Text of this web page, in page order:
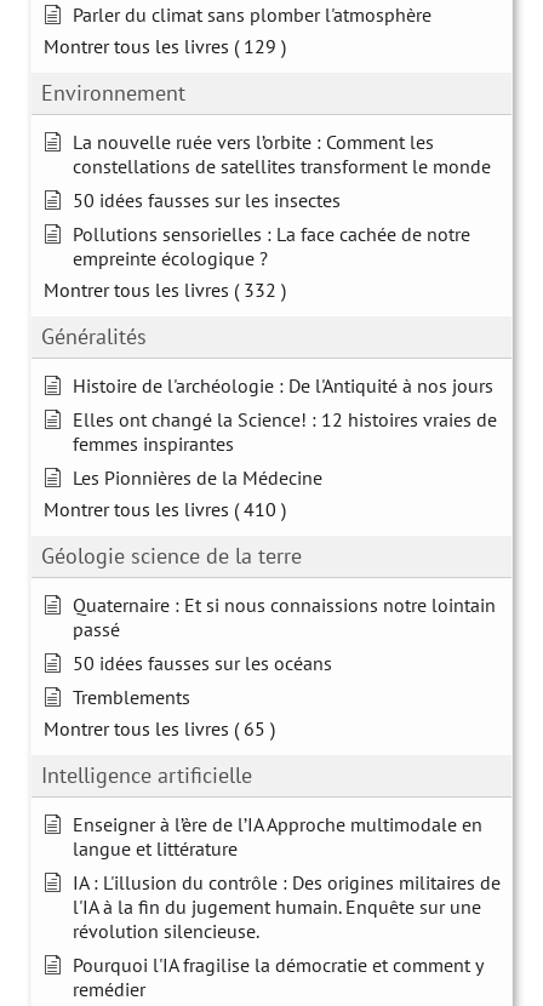
Parler du climat sans plomber l'atmosphère
Montrer tous les livres ( 129 )
Environnement
La nouvelle ruée vers l’orbite : Comment les
constellations de satellites transforment le monde
50 idées fausses sur les insectes
Pollutions sensorielles : La face cachée de notre
empreinte écologique ?
Montrer tous les livres ( 332 )
Généralités
Histoire de l'archéologie : De l'Antiquité à nos jours
Elles ont changé la Science! : 12 histoires vraies de
femmes inspirantes
Les Pionnières de la Médecine
Montrer tous les livres ( 410 )
Géologie science de la terre
Quaternaire : Et si nous connaissions notre lointain
passé
50 idées fausses sur les océans
Tremblements
Montrer tous les livres ( 65 )
Intelligence artificielle
Enseigner à l’ère de l’IA Approche multimodale en
langue et littérature
IA : L'illusion du contrôle : Des origines militaires de
l'IA à la fin du jugement humain. Enquête sur une
révolution silencieuse.
Pourquoi l'IA fragilise la démocratie et comment y
remédier